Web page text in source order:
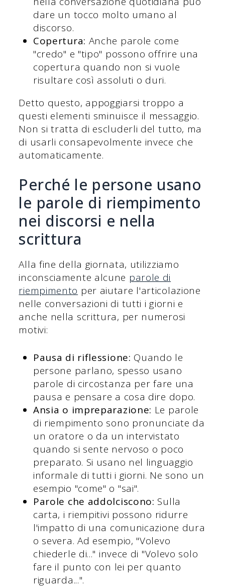
dare un tocco molto umano al
discorso.
Copertura: Anche parole come
"credo" e "tipo" possono offrire una
copertura quando non si vuole
risultare così assoluti o duri.
Detto questo, appoggiarsi troppo a
questi elementi sminuisce il messaggio.
Non si tratta di escluderli del tutto, ma
di usarli consapevolmente invece che
automaticamente.
Perché le persone usano
le parole di riempimento
nei discorsi e nella
scrittura
Alla fine della giornata, utilizziamo
inconsciamente alcune parole di
riempimento per aiutare l'articolazione
nelle conversazioni di tutti i giorni e
anche nella scrittura, per numerosi
motivi:
Pausa di riflessione: Quando le
persone parlano, spesso usano
parole di circostanza per fare una
pausa e pensare a cosa dire dopo.
Ansia o impreparazione: Le parole
di riempimento sono pronunciate da
un oratore o da un intervistato
quando si sente nervoso o poco
preparato. Si usano nel linguaggio
informale di tutti i giorni. Ne sono un
esempio "come" o "sai".
Parole che addolciscono: Sulla
carta, i riempitivi possono ridurre
l'impatto di una comunicazione dura
o severa. Ad esempio, "Volevo
chiederle di..." invece di "Volevo solo
fare il punto con lei per quanto
riguarda...".